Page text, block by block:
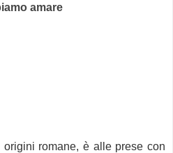
amare
romane, è alle prese con